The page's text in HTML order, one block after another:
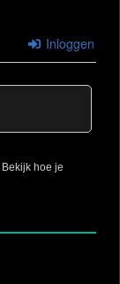
Inloggen
Bekijk hoe je